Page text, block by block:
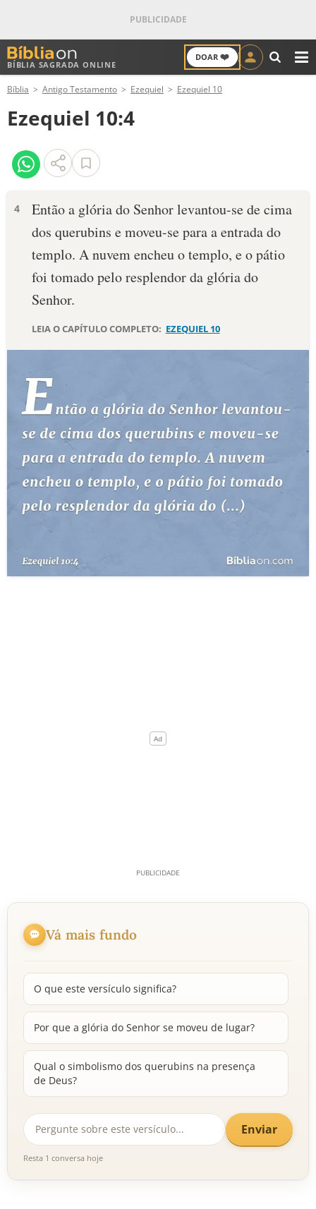
BÍBLIA SAGRADA ONLINE
DOAR ❤️
ANTIGO TESTAMENTO
NOVO TESTAMENTO
VERSÍCULOS
PALAVRA DO DIA
SALMO DO DIA
DEVOCIONAL DIÁRIO
ESTUDOS BÍBLICOS
ESBOÇOS DE PREGAÇÃO
PERGUNTE À BÍBLIA IA
QUEM SOMOS
Bíblia Antigo Testamento Ezequiel Ezequiel 10
Ezequiel 10:4
4
Então a glória do Senhor levantou-se de cima
dos querubins e moveu-se para a entrada do
templo. A nuvem encheu o templo, e o pátio
foi tomado pelo resplendor da glória do
Senhor.
LEIA O CAPÍTULO COMPLETO: EZEQUIEL 10
Vá mais fundo
O que este versículo significa?
Por que a glória do Senhor se moveu de lugar?
Qual o simbolismo dos querubins na presença
de Deus?
Enviar
Resta 1 conversa hoje